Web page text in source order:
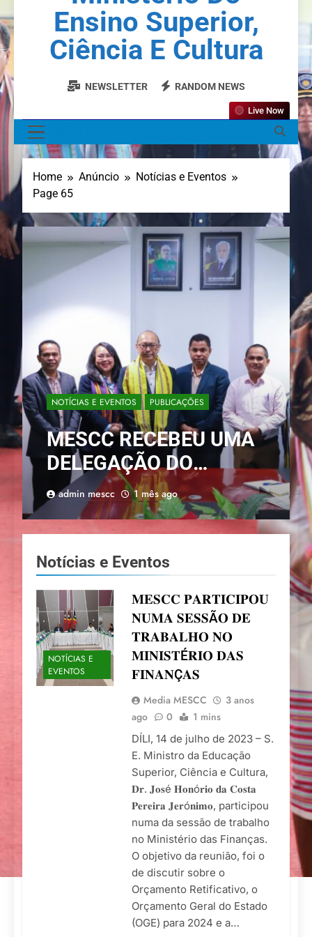
Ensino Superior,
Ciência E Cultura
NEWSLETTER RANDOM NEWS
Live Now
Home Anúncio
Notícias e Eventos
Page 65
NOTÍCIAS E EVENTOS PUBLICAÇÕES
MESCC RECEBEU UMA
DELEGAÇÃO DO
INSTITUTO PERTANIAN
BOGOR
admin mescc 1 mês ago
Notícias e Eventos
NOTÍCIAS E
EVENTOS
𝐌𝐄𝐒𝐂𝐂 𝐏𝐀𝐑𝐓𝐈𝐂𝐈𝐏𝐎𝐔
𝐍𝐔𝐌𝐀 𝐒𝐄𝐒𝐒Ã𝐎 𝐃𝐄
𝐓𝐑𝐀𝐁𝐀𝐋𝐇𝐎 𝐍𝐎
𝐌𝐈𝐍𝐈𝐒𝐓É𝐑𝐈𝐎 𝐃𝐀𝐒
𝐅𝐈𝐍𝐀𝐍Ç𝐀𝐒
Media MESCC
3 anos
ago
0 1 mins
DÍLI, 14 de julho de 2023 – S.
E. Ministro da Educação
Superior, Ciência e Cultura,
𝐃𝐫. 𝐉𝐨𝐬é 𝐇𝐨𝐧ó𝐫𝐢𝐨 𝐝𝐚 𝐂𝐨𝐬𝐭𝐚
𝐏𝐞𝐫𝐞𝐢𝐫𝐚 𝐉𝐞𝐫ó𝐧𝐢𝐦𝐨, participou
numa da sessão de trabalho
no Ministério das Finanças.
O objetivo da reunião, foi o
de discutir sobre o
Orçamento Retificativo, o
Orçamento Geral do Estado
(OGE) para 2024 e a…